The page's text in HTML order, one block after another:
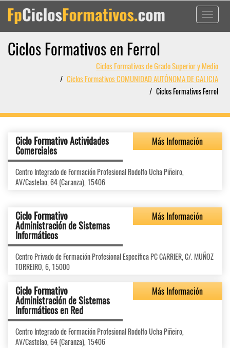
Toggle
Ciclos Formativos en Ferrol
Ciclos Formativos de Grado Superior y Medio
Ciclos Formativos COMUNIDAD AUTÓNOMA DE GALICIA
Ciclos Formativos Ferrol
Ciclo Formativo Actividades
Comerciales
Más Información
Centro Integrado de Formación Profesional Rodolfo Ucha Piñeiro,
AV/Castelao, 64 (Caranza), 15406
Ciclo Formativo
Administración de Sistemas
Informáticos
Más Información
Centro Privado de Formación Profesional Específica PC CARRIER, C/. MUÑOZ
TORREIRO, 6, 15000
Ciclo Formativo
Administración de Sistemas
Informáticos en Red
Más Información
Centro Integrado de Formación Profesional Rodolfo Ucha Piñeiro,
AV/Castelao, 64 (Caranza), 15406